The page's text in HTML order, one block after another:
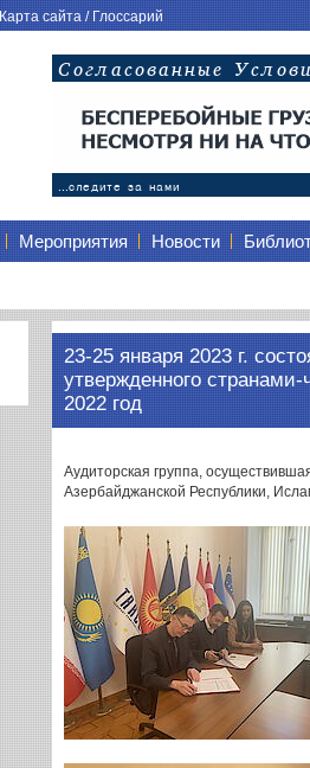
Карта сайта/Глоссарий
Мероприятия Новости
23-25 января 2023 г.
утвержденного
2022 год
Аудиторская группа,
Азербайджанской Республики,